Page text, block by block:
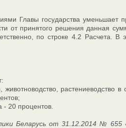
Главы государства уменьшает
от принятого решения данная
по строке 4.2 Расчета. В
растениеводство в
20 процентов.
Беларусь от 31.12.2014 № 655